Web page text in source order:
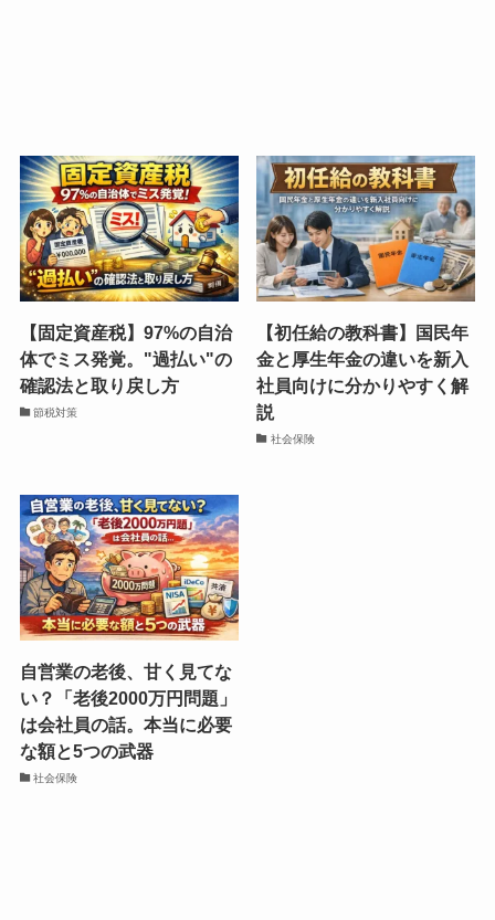
【固定資産税】97%の自治
体でミス発覚。"過払い"の
確認法と取り戻し方
節税対策
【初任給の教科書】国民年
金と厚生年金の違いを新入
社員向けに分かりやすく解
説
社会保険
自営業の老後、甘く見てな
い？「老後2000万円問題」
は会社員の話。本当に必要
な額と5つの武器
社会保険